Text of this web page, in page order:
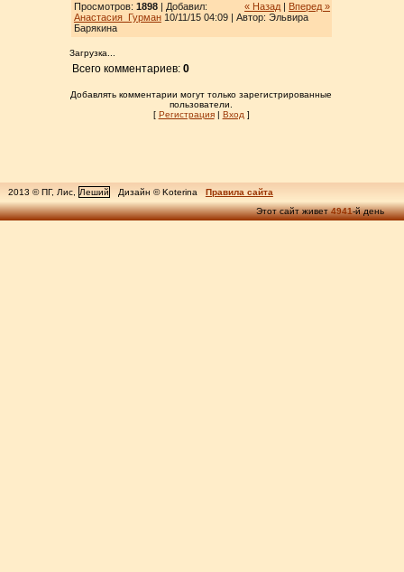
« Назад | Вперед »
Просмотров: 1898| Добавил:
Анастасия_Гурман10/11/15 04:09 | Автор: Эльвира
Барякина
Загрузка...
Всего комментариев:0
Добавлять комментарии могут только зарегистрированные
пользователи.
[ Регистрация| Вход ]
2013 © ПГ, Лис, Леший Дизайн © Koterina
Правила сайта
Этот сайт живет4941-й день